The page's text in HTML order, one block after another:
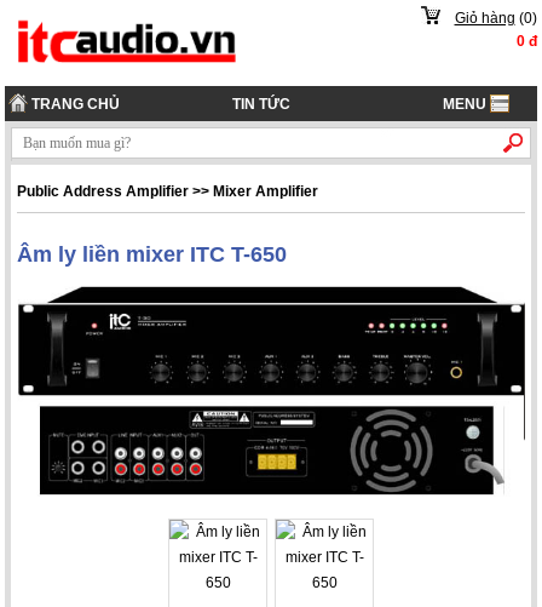
Giỏ hàng (0)
0đ
TRANG CHỦ TIN TỨC MENU
Public Address Amplifier >>Mixer Amplifier
Âm ly liền mixer ITC T-650